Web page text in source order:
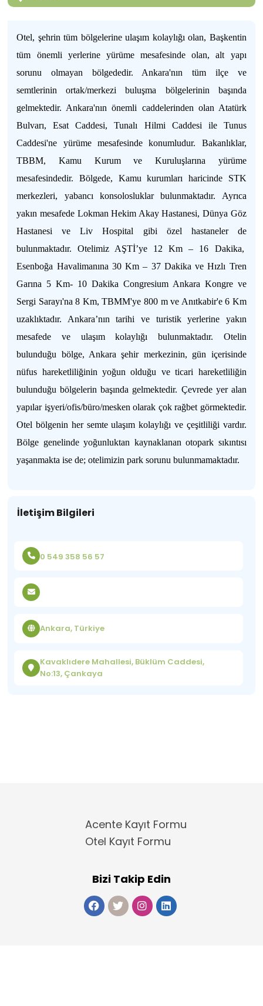
Otel, şehrin tüm bölgelerine ulaşım kolaylığı olan, Başkentin
tüm önemli yerlerine yürüme mesafesinde olan, alt yapı
sorunu olmayan bölgededir. Ankara'nın tüm ilçe ve
semtlerinin ortak/merkezi buluşma bölgelerinin başında
gelmektedir. Ankara'nın önemli caddelerinden olan Atatürk
Bulvarı, Esat Caddesi, Tunalı Hilmi Caddesi ile Tunus
Caddesi'ne yürüme mesafesinde konumludur. Bakanlıklar,
TBBM, Kamu Kurum ve Kuruluşlarına yürüme
mesafesindedir. Bölgede, Kamu kurumları haricinde STK
merkezleri, yabancı konsolosluklar bulunmaktadır. Ayrıca
yakın mesafede Lokman Hekim Akay Hastanesi, Dünya Göz
Hastanesi ve Liv Hospital gibi özel hastaneler de
bulunmaktadır.
Otelimiz AŞTİ’ye 12 Km – 16 Dakika,
Esenboğa Havalimanına 30 Km – 37 Dakika ve Hızlı Tren
Garına 5 Km- 10 Dakika Congresium Ankara Kongre ve
Sergi Sarayı'na 8 Km, TBMM'ye 800 m ve Anıtkabir'e 6 Km
uzaklıktadır. Ankara’nın tarihi ve turistik yerlerine yakın
mesafede ve ulaşım kolaylığı bulunmaktadır. Otelin
bulunduğu bölge, Ankara şehir merkezinin, gün içerisinde
nüfus hareketliliğinin yoğun olduğu ve ticari hareketliliğin
bulunduğu bölgelerin başında gelmektedir. Çevrede yer alan
yapılar işyeri/ofis/büro/mesken olarak çok rağbet görmektedir.
Otel bölgenin her semte ulaşım kolaylığı ve çeşitliliği vardır.
Bölge genelinde yoğunluktan kaynaklanan otopark sıkıntısı
yaşanmakta ise de; otelimizin park sorunu bulunmamaktadır.
İletişim Bilgileri
0 549 358 56 57
Ankara, Türkiye
Kavaklıdere Mahallesi, Büklüm Caddesi,
No:13, Çankaya
Acente Kayıt Formu
Otel Kayıt Formu
Bizi Takip Edin